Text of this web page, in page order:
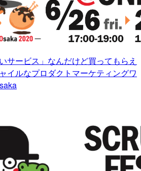
サービス」なんだけど買ってもらえ
イルなプロダクトマーケティングワ